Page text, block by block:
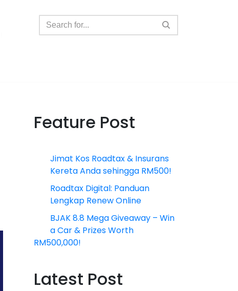
Feature Post
Jimat Kos Roadtax & Insurans
Kereta Anda sehingga RM500!
Roadtax Digital: Panduan
Lengkap Renew Online
BJAK 8.8 Mega Giveaway – Win
a Car & Prizes Worth
RM500,000!
Latest Post